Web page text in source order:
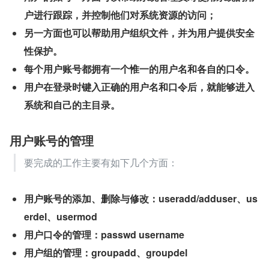
户进行跟踪，并控制他们对系统资源的访问；
另一方面也可以帮助用户组织文件，并为用户提供安全
性保护。
每个用户账号都拥有一个惟一的用户名和各自的口令。
用户在登录时键入正确的用户名和口令后，就能够进入
系统和自己的主目录。
用户账号的管理
要完成的工作主要有如下几个方面：
用户账号的添加、删除与修改：useradd/adduser、us
erdel、usermod
用户口令的管理：passwd username
用户组的管理：groupadd、groupdel